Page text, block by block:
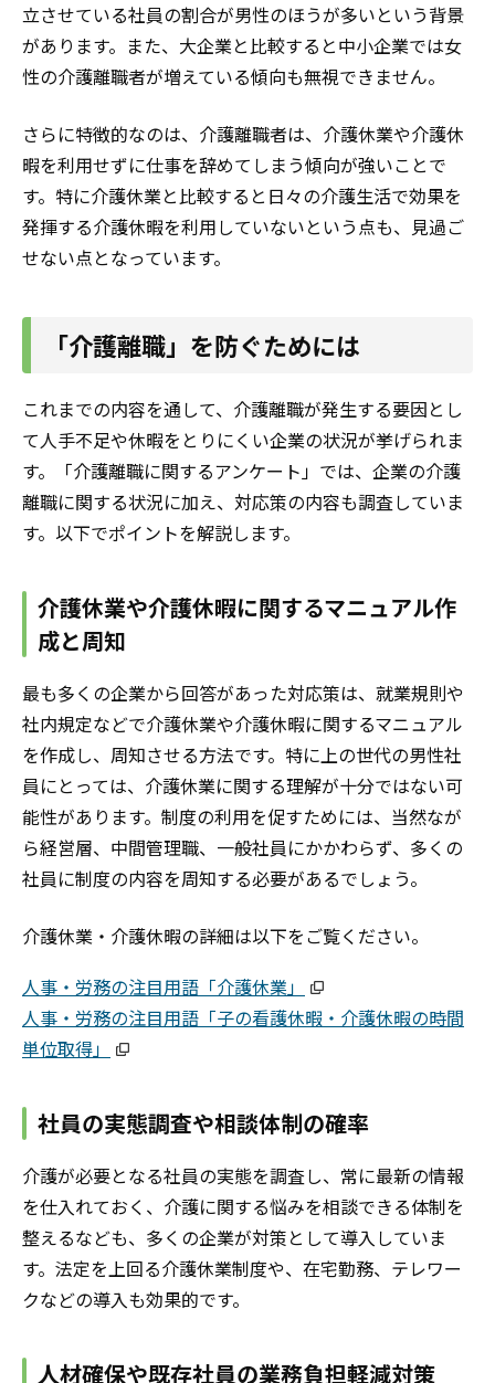
立させている社員の割合が男性のほうが多いという背景
があります。また、大企業と比較すると中小企業では女
性の介護離職者が増えている傾向も無視できません。
さらに特徴的なのは、介護離職者は、介護休業や介護休
暇を利用せずに仕事を辞めてしまう傾向が強いことで
す。特に介護休業と比較すると日々の介護生活で効果を
発揮する介護休暇を利用していないという点も、見過ご
せない点となっています。
「介護離職」を防ぐためには
これまでの内容を通して、介護離職が発生する要因とし
て人手不足や休暇をとりにくい企業の状況が挙げられま
す。「介護離職に関するアンケート」では、企業の介護
離職に関する状況に加え、対応策の内容も調査していま
す。以下でポイントを解説します。
介護休業や介護休暇に関するマニュアル作
成と周知
最も多くの企業から回答があった対応策は、就業規則や
社内規定などで介護休業や介護休暇に関するマニュアル
を作成し、周知させる方法です。特に上の世代の男性社
員にとっては、介護休業に関する理解が十分ではない可
能性があります。制度の利用を促すためには、当然なが
ら経営層、中間管理職、一般社員にかかわらず、多くの
社員に制度の内容を周知する必要があるでしょう。
介護休業・介護休暇の詳細は以下をご覧ください。
人事・労務の注目用語「介護休業」
人事・労務の注目用語「子の看護休暇・介護休暇の時間
単位取得」
社員の実態調査や相談体制の確率
介護が必要となる社員の実態を調査し、常に最新の情報
を仕入れておく、介護に関する悩みを相談できる体制を
整えるなども、多くの企業が対策として導入していま
す。法定を上回る介護休業制度や、在宅勤務、テレワー
クなどの導入も効果的です。
人材確保や既存社員の業務負担軽減対策